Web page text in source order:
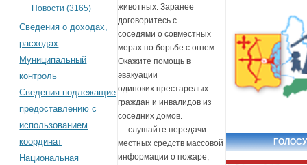
Новости (3165)
Сведения о доходах,
расходах
Муниципальный
контроль
Сведения подлежащие
предоставлению с
использованием
координат
Национальная
животных. Заранее
договоритесь с
соседями о совместных
мерах по борьбе с огнем.
Окажите помощь в
эвакуации
одиноких престарелых
граждан и инвалидов из
соседних домов.
— слушайте передачи
местных средств массовой
информации о пожаре,